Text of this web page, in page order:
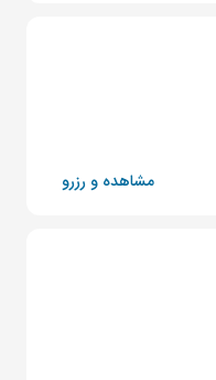
مشاهده و رزرو